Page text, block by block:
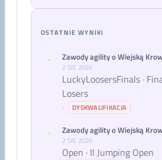
OSTATNIE WYNIKI
- Zawody agility o Wiejską
2 SIE 2026
LuckyLoosersFinals ·
Losers
·
DYSKWALIFIKACJA
- Zawody agility o Wiejską
2 SIE 2026
Open · II Jumping Open